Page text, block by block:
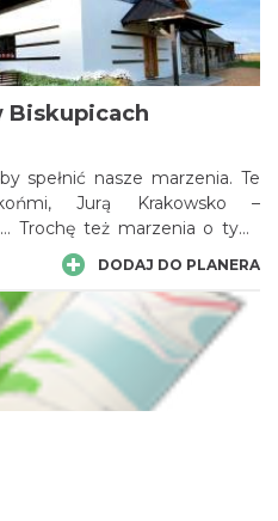
się tu szlak
wzdłuż pasma Skał
Biskupicach
spełnić nasze marzenia. Te
Jurą Krakowsko –
Trochę też marzenia o tym,
dla tego dzieła. Jeśli udało
komuś przyjemność, to
koncerty, recitale,
Latem prowadzimy
urozmaicone zajęciami
aktorskimi. Staramy
kulturę, rekreację, sport,
jeździecką. Co nas
pod Sokolimi Górami.
DODAJ DO PLANERA